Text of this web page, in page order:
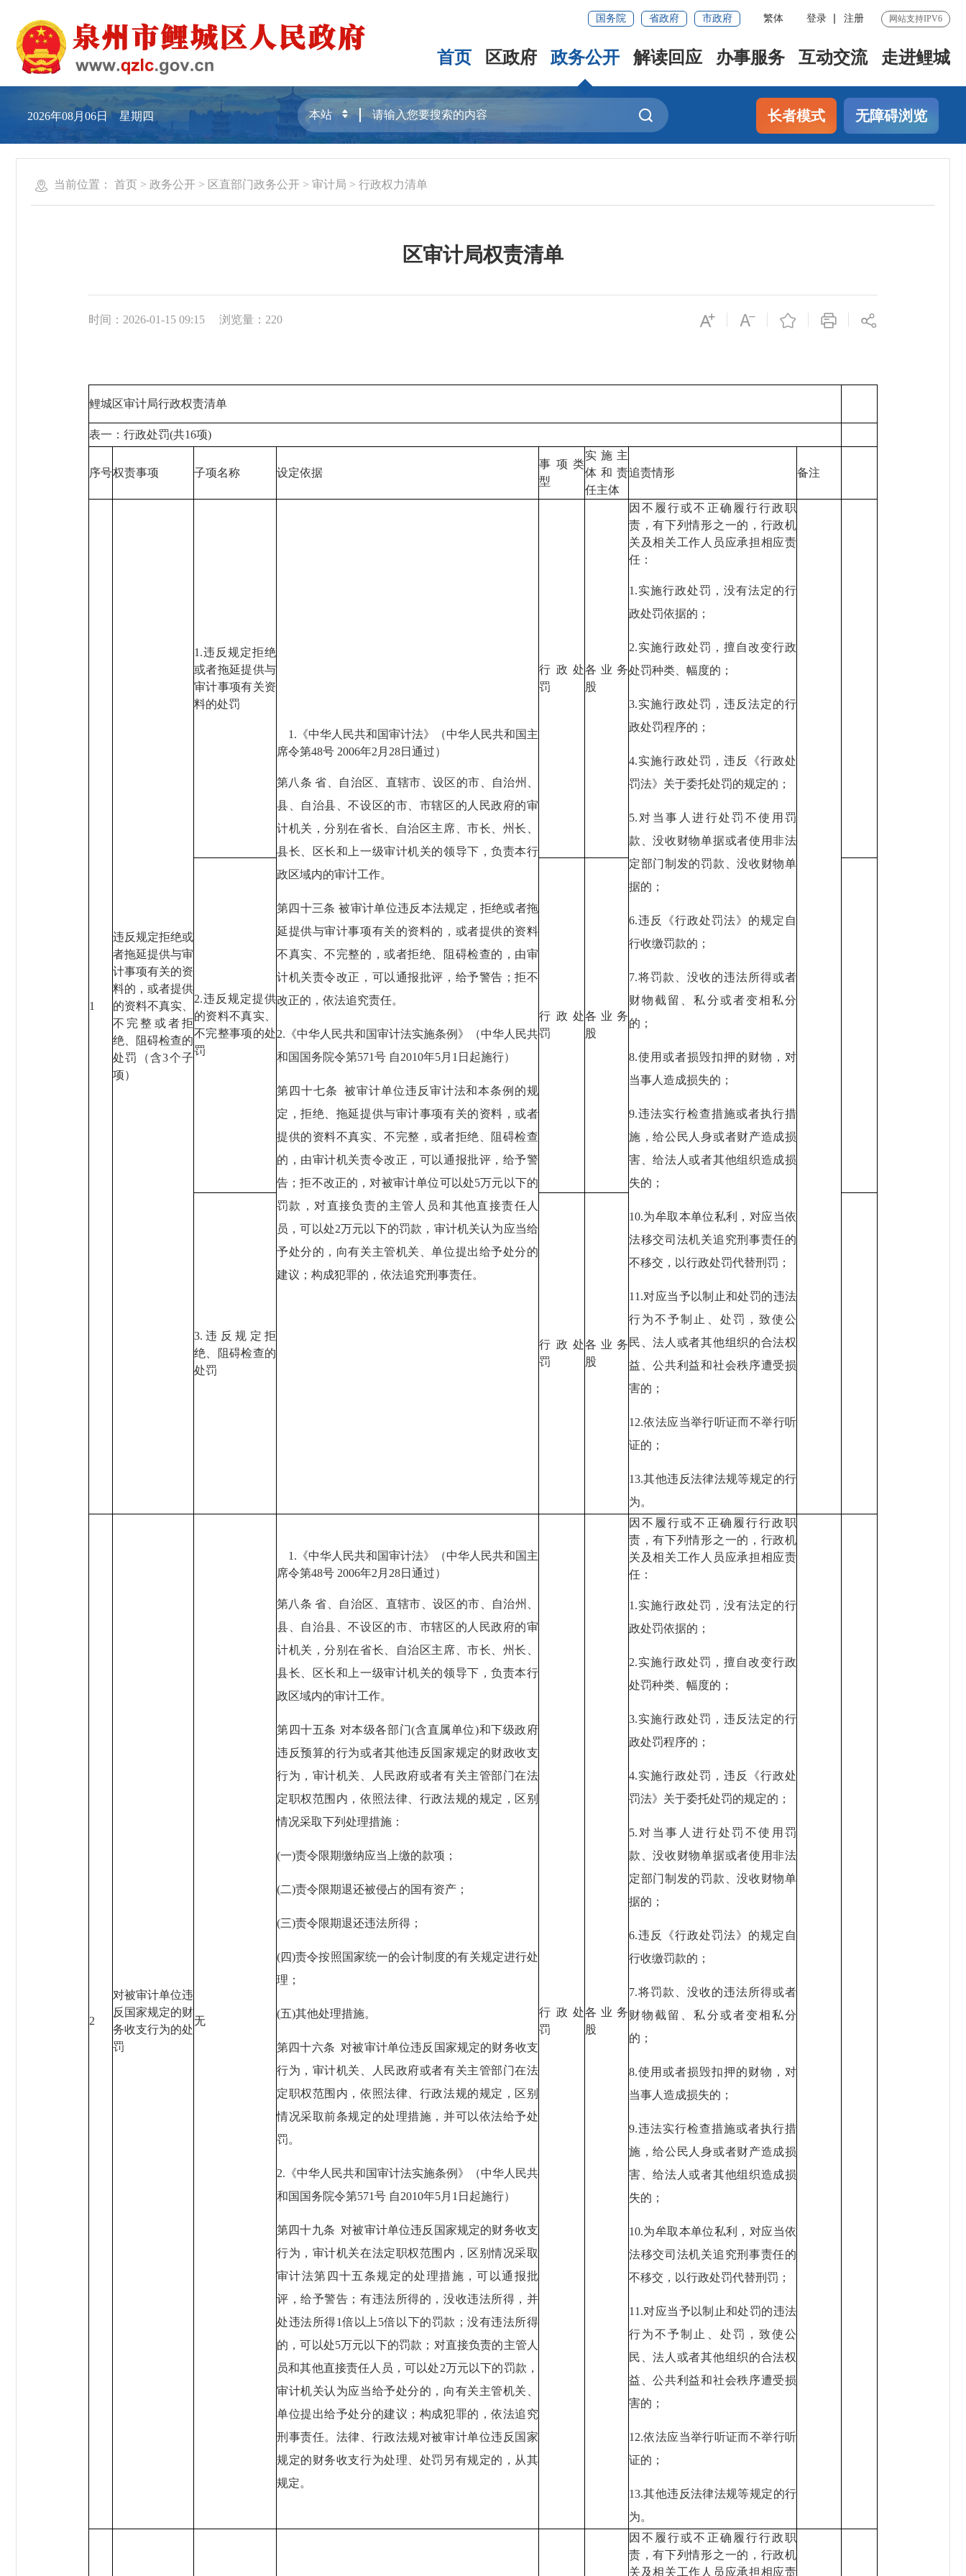
国务院 省政府 市政府 繁体 登录 注册 网站支持IPV6
首页 区政府 政务公开 解读回应 办事服务 互动交流 走进鲤城
2026年08月06日 星期四 长者模式 无障碍浏览
当前位置： 首页 > 政务公开 > 区直部门政务公开 > 审计局 > 行政权力清单
区审计局权责清单
时间：2026-01-15 09:15 浏览量： 220
鲤城区审计局行政权责清单
表一：行政处罚(共16项)
序号权责事项 子项名称 设定依据
事项类
型
实施主
体和责
任主体
追责情形 备注
1
违反规定拒绝或
者拖延提供与审
计事项有关的资
料的，或者提供
的资料不真实、
不完整或者拒
绝、阻碍检查的
处罚（含3个子
项）
1.违反规定拒绝
或者拖延提供与
审计事项有关资
料的处罚
1.《中华人民共和国审计法》（中华人民共和国主
席令第48号 2006年2月28日通过）
第八条 省、自治区、直辖市、设区的市、自治州、
县、自治县、不设区的市、市辖区的人民政府的审
计机关，分别在省长、自治区主席、市长、州长、
县长、区长和上一级审计机关的领导下，负责本行
政区域内的审计工作。
第四十三条 被审计单位违反本法规定，拒绝或者拖
延提供与审计事项有关的资料的，或者提供的资料
不真实、不完整的，或者拒绝、阻碍检查的，由审
计机关责令改正，可以通报批评，给予警告；拒不
改正的，依法追究责任。
2.《中华人民共和国审计法实施条例》（中华人民共
和国国务院令第571号 自2010年5月1日起施行）
第四十七条 被审计单位违反审计法和本条例的规
定，拒绝、拖延提供与审计事项有关的资料，或者
提供的资料不真实、不完整，或者拒绝、阻碍检查
的，由审计机关责令改正，可以通报批评，给予警
告；拒不改正的，对被审计单位可以处5万元以下的
罚款，对直接负责的主管人员和其他直接责任人
员，可以处2万元以下的罚款，审计机关认为应当给
予处分的，向有关主管机关、单位提出给予处分的
建议；构成犯罪的，依法追究刑事责任。
行政处
罚
各业务
股
因不履行或不正确履行行政职
责，有下列情形之一的，行政机
关及相关工作人员应承担相应责
任：
1.实施行政处罚，没有法定的行
政处罚依据的；
2.实施行政处罚，擅自改变行政
处罚种类、幅度的；
3.实施行政处罚，违反法定的行
政处罚程序的；
4.实施行政处罚，违反《行政处
罚法》关于委托处罚的规定的；
5.对当事人进行处罚不使用罚
款、没收财物单据或者使用非法
定部门制发的罚款、没收财物单
据的；
6.违反《行政处罚法》的规定自
行收缴罚款的；
7.将罚款、没收的违法所得或者
财物截留、私分或者变相私分
的；
8.使用或者损毁扣押的财物，对
当事人造成损失的；
9.违法实行检查措施或者执行措
施，给公民人身或者财产造成损
害、给法人或者其他组织造成损
失的；
10.为牟取本单位私利，对应当依
法移交司法机关追究刑事责任的
不移交，以行政处罚代替刑罚；
11.对应当予以制止和处罚的违法
行为不予制止、处罚，致使公
民、法人或者其他组织的合法权
益、公共利益和社会秩序遭受损
害的；
12.依法应当举行听证而不举行听
证的；
13.其他违反法律法规等规定的行
为。
2.违反规定提供
的资料不真实、
不完整事项的处
罚
行政处
罚
各业务
股
3.违反规定拒
绝、阻碍检查的
处罚
行政处
罚
各业务
股
2
对被审计单位违
反国家规定的财
务收支行为的处
罚
无
1.《中华人民共和国审计法》（中华人民共和国主
席令第48号 2006年2月28日通过）
第八条 省、自治区、直辖市、设区的市、自治州、
县、自治县、不设区的市、市辖区的人民政府的审
计机关，分别在省长、自治区主席、市长、州长、
县长、区长和上一级审计机关的领导下，负责本行
政区域内的审计工作。
第四十五条 对本级各部门(含直属单位)和下级政府
违反预算的行为或者其他违反国家规定的财政收支
行为，审计机关、人民政府或者有关主管部门在法
定职权范围内，依照法律、行政法规的规定，区别
情况采取下列处理措施：
(一)责令限期缴纳应当上缴的款项；
(二)责令限期退还被侵占的国有资产；
(三)责令限期退还违法所得；
(四)责令按照国家统一的会计制度的有关规定进行处
理；
(五)其他处理措施。
第四十六条 对被审计单位违反国家规定的财务收支
行为，审计机关、人民政府或者有关主管部门在法
定职权范围内，依照法律、行政法规的规定，区别
情况采取前条规定的处理措施，并可以依法给予处
罚。
2.《中华人民共和国审计法实施条例》（中华人民共
和国国务院令第571号 自2010年5月1日起施行）
第四十九条 对被审计单位违反国家规定的财务收支
行为，审计机关在法定职权范围内，区别情况采取
审计法第四十五条规定的处理措施，可以通报批
评，给予警告；有违法所得的，没收违法所得，并
处违法所得1倍以上5倍以下的罚款；没有违法所得
的，可以处5万元以下的罚款；对直接负责的主管人
员和其他直接责任人员，可以处2万元以下的罚款，
审计机关认为应当给予处分的，向有关主管机关、
单位提出给予处分的建议；构成犯罪的，依法追究
刑事责任。法律、行政法规对被审计单位违反国家
规定的财务收支行为处理、处罚另有规定的，从其
规定。
行政处
罚
各业务
股
因不履行或不正确履行行政职
责，有下列情形之一的，行政机
关及相关工作人员应承担相应责
任：
1.实施行政处罚，没有法定的行
政处罚依据的；
2.实施行政处罚，擅自改变行政
处罚种类、幅度的；
3.实施行政处罚，违反法定的行
政处罚程序的；
4.实施行政处罚，违反《行政处
罚法》关于委托处罚的规定的；
5.对当事人进行处罚不使用罚
款、没收财物单据或者使用非法
定部门制发的罚款、没收财物单
据的；
6.违反《行政处罚法》的规定自
行收缴罚款的；
7.将罚款、没收的违法所得或者
财物截留、私分或者变相私分
的；
8.使用或者损毁扣押的财物，对
当事人造成损失的；
9.违法实行检查措施或者执行措
施，给公民人身或者财产造成损
害、给法人或者其他组织造成损
失的；
10.为牟取本单位私利，对应当依
法移交司法机关追究刑事责任的
不移交，以行政处罚代替刑罚；
11.对应当予以制止和处罚的违法
行为不予制止、处罚，致使公
民、法人或者其他组织的合法权
益、公共利益和社会秩序遭受损
害的；
12.依法应当举行听证而不举行听
证的；
13.其他违反法律法规等规定的行
为。
因不履行或不正确履行行政职
责，有下列情形之一的，行政机
关及相关工作人员应承担相应责